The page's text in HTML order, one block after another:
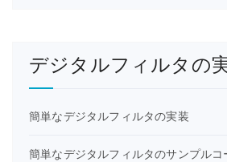
デジタルフィルタの
簡単なデジタルフィルタの実装
簡単なデジタルフィルタのサンプルコ